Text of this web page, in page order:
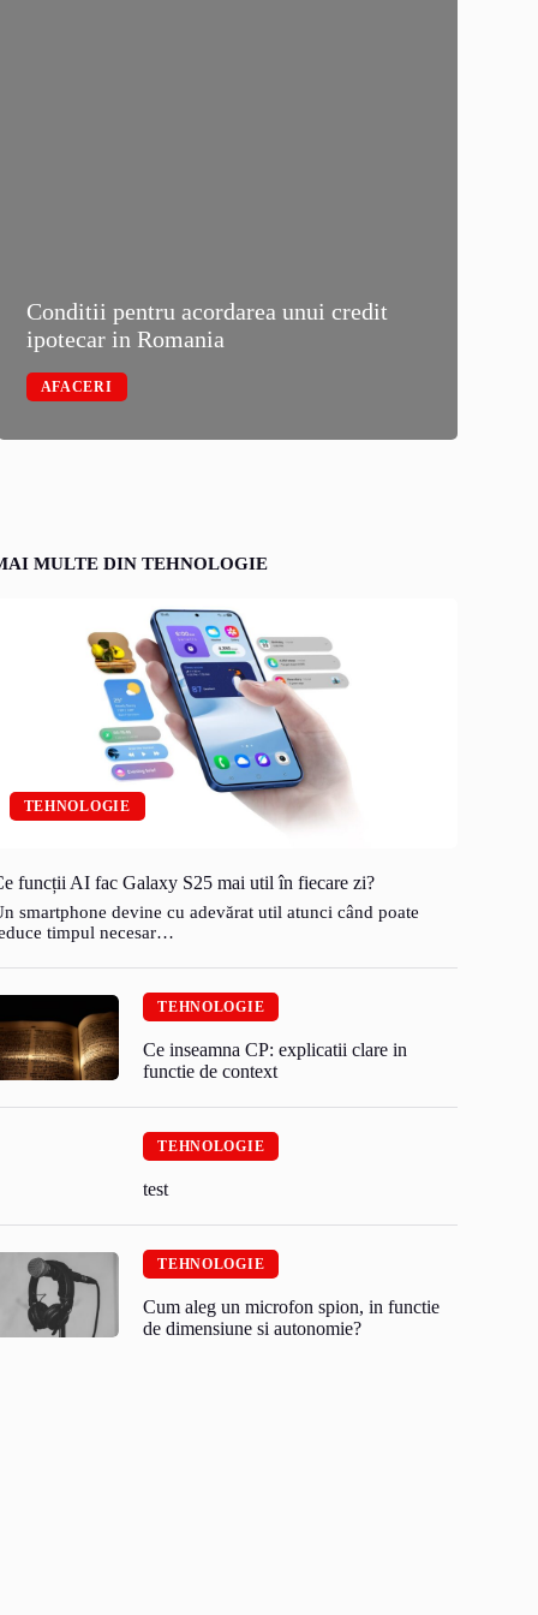
Conditii pentru acordarea unui credit
ipotecar in Romania
AFACERI
MULTE DIN TEHNOLOGIE
TEHNOLOGIE
funcții AI fac Galaxy S25 mai util în fiecare zi?
smartphone devine cu adevărat util atunci când poate
timpul necesar…
TEHNOLOGIE
Ce inseamna CP: explicatii clare in
functie de context
TEHNOLOGIE
test
TEHNOLOGIE
Cum aleg un microfon spion, in functie
de dimensiune si autonomie?